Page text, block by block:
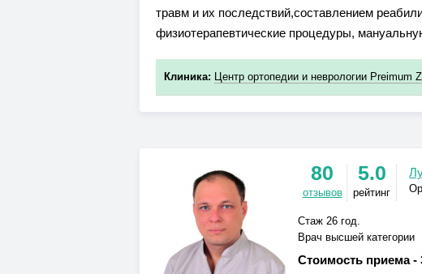
травм и их последствий,составлением
физиотерапевтические процедуры,
Клиника: Центр ортопедии и неврологии Preimum
80
отзывов
5.0
рейтинг
Стаж 26 год.
Врач высшей категории
Стоимость приема -